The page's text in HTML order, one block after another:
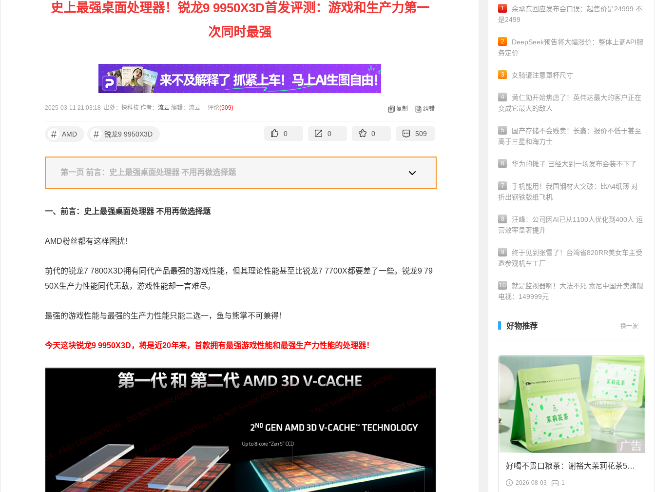
史上最强桌面处理器！锐龙9 9950X3D首发评测：游戏和生产力第一
次同时最强
2025-03-11 21:03:18 出处：快科技 作者： 流云 编辑：流云 评论(509) 复制 纠错
# AMD # 锐龙9 9950X3D 0 0 0 509
第一页 前言：史上最强桌面处理器 不用再做选择题
一、前言：史上最强桌面处理器 不用再做选择题
AMD粉丝都有这样困扰！
前代的锐龙7 7800X3D拥有同代产品最强的游戏性能，但其理论性能甚至比锐龙7 7700X都要差了一些。锐龙9 79
50X生产力性能同代无敌，游戏性能却一言难尽。
最强的游戏性能与最强的生产力性能只能二选一，鱼与熊掌不可兼得！
今天这块锐龙9 9950X3D，将是近20年来，首款拥有最强游戏性能和最强生产力性能的处理器！
1
余承东回应发布会口误：起售价是24999 不
是2499
2
DeepSeek预告将大幅涨价：整体上调API服
务定价
3 女骑请注意罩杯尺寸
4
黄仁勋开始焦虑了！英伟达最大的客户正在
变成它最大的敌人
5
国产存储不会贱卖！长鑫：报价不低于甚至
高于三星和海力士
6 华为的摊子 已经大到一场发布会装不下了
7
手机能用！我国钢材大突破：比A4纸薄 对
折出钢铁版纸飞机
8
汪峰：公司因AI已从1100人优化到400人 运
营效率显著提升
9
终于见到张雪了！台湾省820RR美女车主受
邀参观机车工厂
10
就是监视器啊！大法不死 索尼中国开卖旗舰
电视：149999元
好物推荐 换一波
好喝不贵口粮茶：谢裕大茉莉花茶50g
袋装9.9元到手
2026-08-03 1